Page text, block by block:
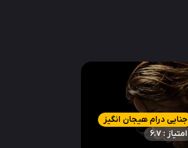
جنایی درام هیجان انگیز
امتیاز : 6.7